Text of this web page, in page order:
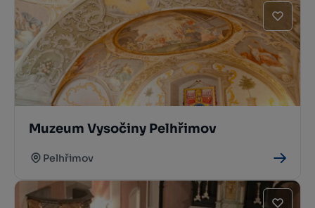
Muzeum Vysočiny Pelhřimov
Pelhřimov